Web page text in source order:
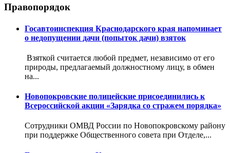
Правопорядок
Госавтоинспекция Краснодарского края напоминает
о недопущении дачи (попыток дачи) взяток
Взяткой считается любой предмет, независимо от его
природы, предлагаемый должностному лицу, в обмен
на...
Новопокровские полицейские присоединились к
Всероссийской акции «Зарядка со стражем порядка»
Сотрудники ОМВД России по Новопокровскому району
при поддержке Общественного совета при Отделе,...